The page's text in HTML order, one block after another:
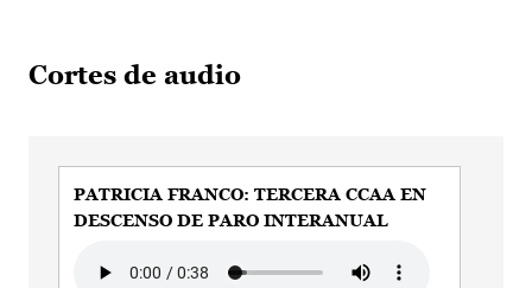
Cortes de audio
PATRICIA FRANCO: TERCERA CCAA EN
DESCENSO DE PARO INTERANUAL